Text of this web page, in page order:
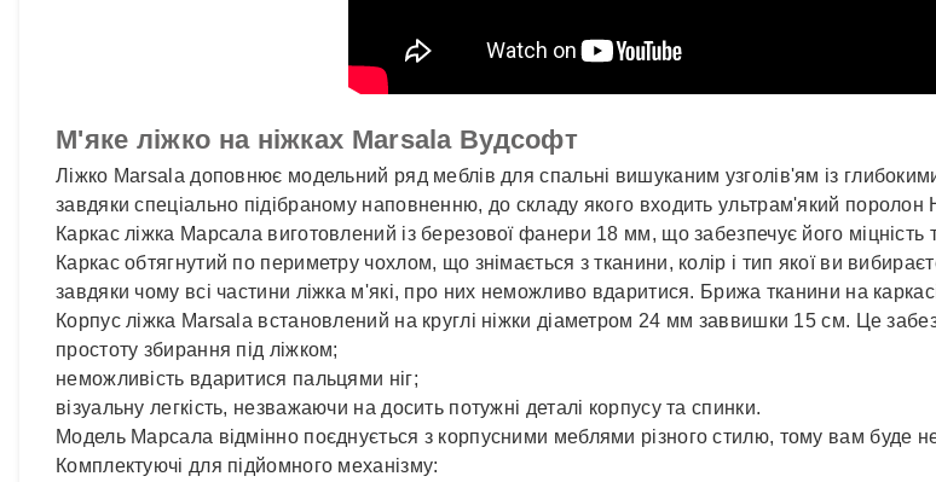
М'яке ліжко на ніжках Marsala Вудсофт
Ліжко Marsala доповнює модельний ряд меблів для спальні вишуканим узголів'ям із
завдяки спеціально підібраному наповненню, до складу якого входить ультрам'який
Каркас ліжка Марсала виготовлений із березової фанери 18 мм, що забезпечує його міцність
Каркас обтягнутий по периметру чохлом, що знімається з тканини, колір і тип якої ви
завдяки чому всі частини ліжка м'які, про них неможливо вдаритися. Брижа тканини на
Корпус ліжка Marsala встановлений на круглі ніжки діаметром 24 мм заввишки 15 см. Це
простоту збирання під ліжком;
неможливість вдаритися пальцями ніг;
візуальну легкість, незважаючи на досить потужні деталі корпусу та спинки.
Модель Марсала відмінно поєднується з корпусними меблями різного стилю, тому вам буде
Комплектуючі для підйомного механізму: